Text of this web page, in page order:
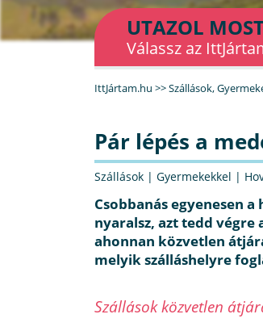
UTAZOL
Válassz az
IttJártam.hu >>Szállások,
Pár lépés a
Szállások | Gyermekekkel |
Csobbanás egyenesen
nyaralsz, azt tedd végre
ahonnan közvetlen
melyik szálláshelyre
Szállások közvetlen